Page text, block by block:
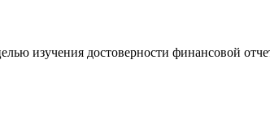
изучения достоверности финансовой